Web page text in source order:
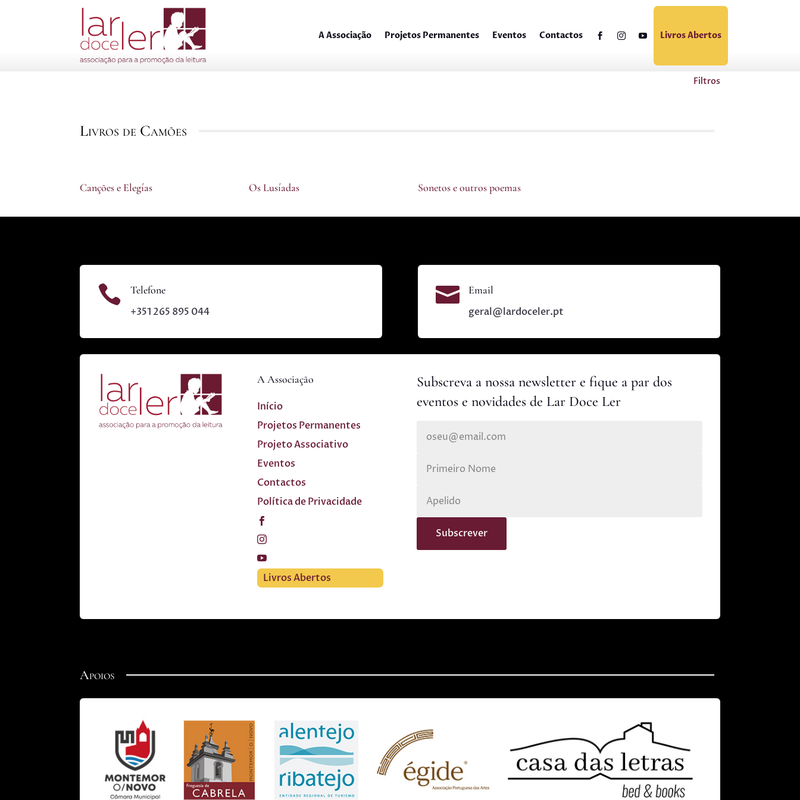
A Associação Projetos Permanentes Eventos Contactos Livros Abertos
Filtros
Livros de Camões
Canções e Elegías Os Lusíadas Sonetos e outros poemas

Telefone
+351 265 895 044

Email
geral@lardoceler.pt
A Associação
Início
Projetos Permanentes
Projeto Associativo
Eventos
Contactos
Política de Privacidade
Livros Abertos
Subscreva a nossa newsletter e fique a par dos
eventos e novidades de Lar Doce Ler
Apoios